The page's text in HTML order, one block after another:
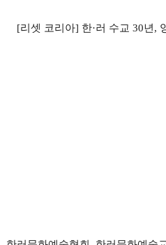
[리셋 코리아] 한·러 수교 30년,